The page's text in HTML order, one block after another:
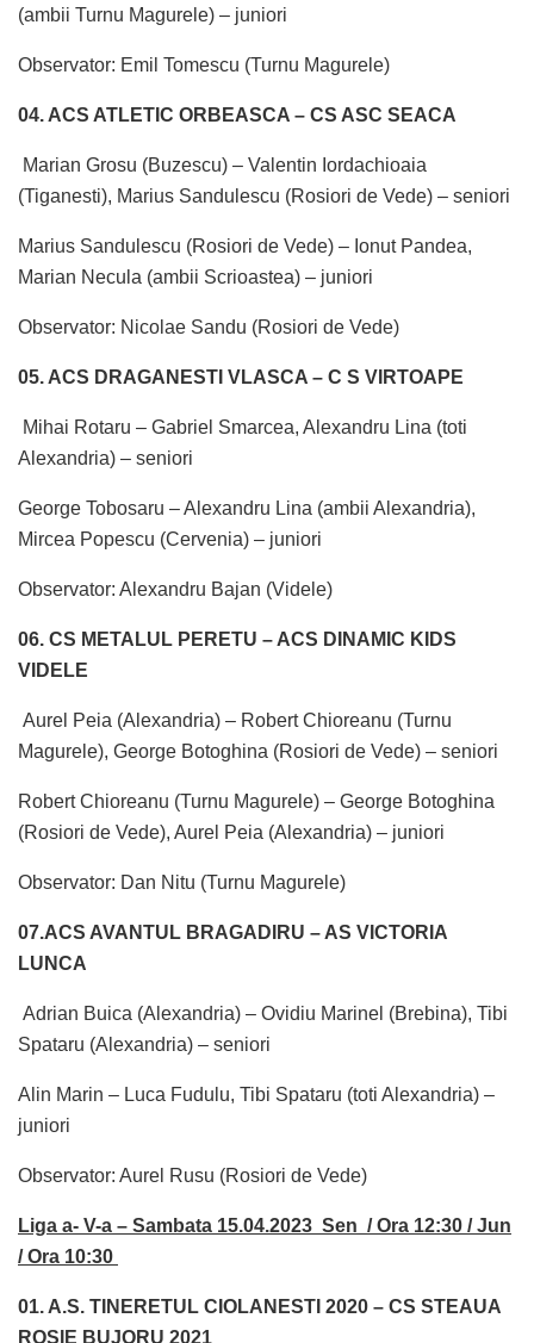
(ambii Turnu Magurele) – juniori
Observator: Emil Tomescu (Turnu Magurele)
04. ACS ATLETIC ORBEASCA – CS ASC SEACA
Marian Grosu (Buzescu) – Valentin Iordachioaia
(Tiganesti), Marius Sandulescu (Rosiori de Vede) – seniori
Marius Sandulescu (Rosiori de Vede) – Ionut Pandea,
Marian Necula (ambii Scrioastea) – juniori
Observator: Nicolae Sandu (Rosiori de Vede)
05. ACS DRAGANESTI VLASCA – C S VIRTOAPE
Mihai Rotaru – Gabriel Smarcea, Alexandru Lina (toti
Alexandria) – seniori
George Tobosaru – Alexandru Lina (ambii Alexandria),
Mircea Popescu (Cervenia) – juniori
Observator: Alexandru Bajan (Videle)
06. CS METALUL PERETU – ACS DINAMIC KIDS
VIDELE
Aurel Peia (Alexandria) – Robert Chioreanu (Turnu
Magurele), George Botoghina (Rosiori de Vede) – seniori
Robert Chioreanu (Turnu Magurele) – George Botoghina
(Rosiori de Vede), Aurel Peia (Alexandria) – juniori
Observator: Dan Nitu (Turnu Magurele)
07.ACS AVANTUL BRAGADIRU – AS VICTORIA
LUNCA
Adrian Buica (Alexandria) – Ovidiu Marinel (Brebina), Tibi
Spataru (Alexandria) – seniori
Alin Marin – Luca Fudulu, Tibi Spataru (toti Alexandria) –
juniori
Observator: Aurel Rusu (Rosiori de Vede)
Liga a- V-a – Sambata 15.04.2023 Sen / Ora 12:30 / Jun
/ Ora 10:30
01. A.S. TINERETUL CIOLANESTI 2020 – CS STEAUA
ROSIE BUJORU 2021